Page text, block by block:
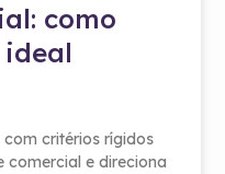
como
critérios rígidos
e direciona